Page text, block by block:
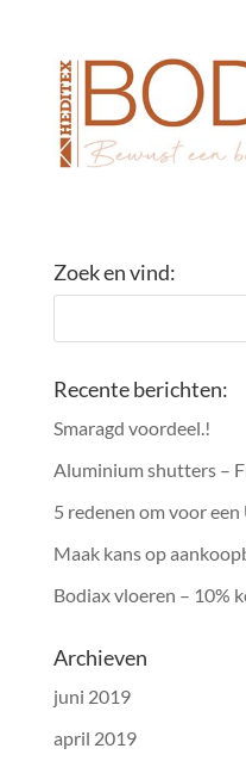
Zoek en vind:
Recente berichten:
Smaragd voordeel.!
Aluminium shutters –
5 redenen om voor
Maak kans op
Bodiax vloeren – 10%
Archieven
juni 2019
april 2019